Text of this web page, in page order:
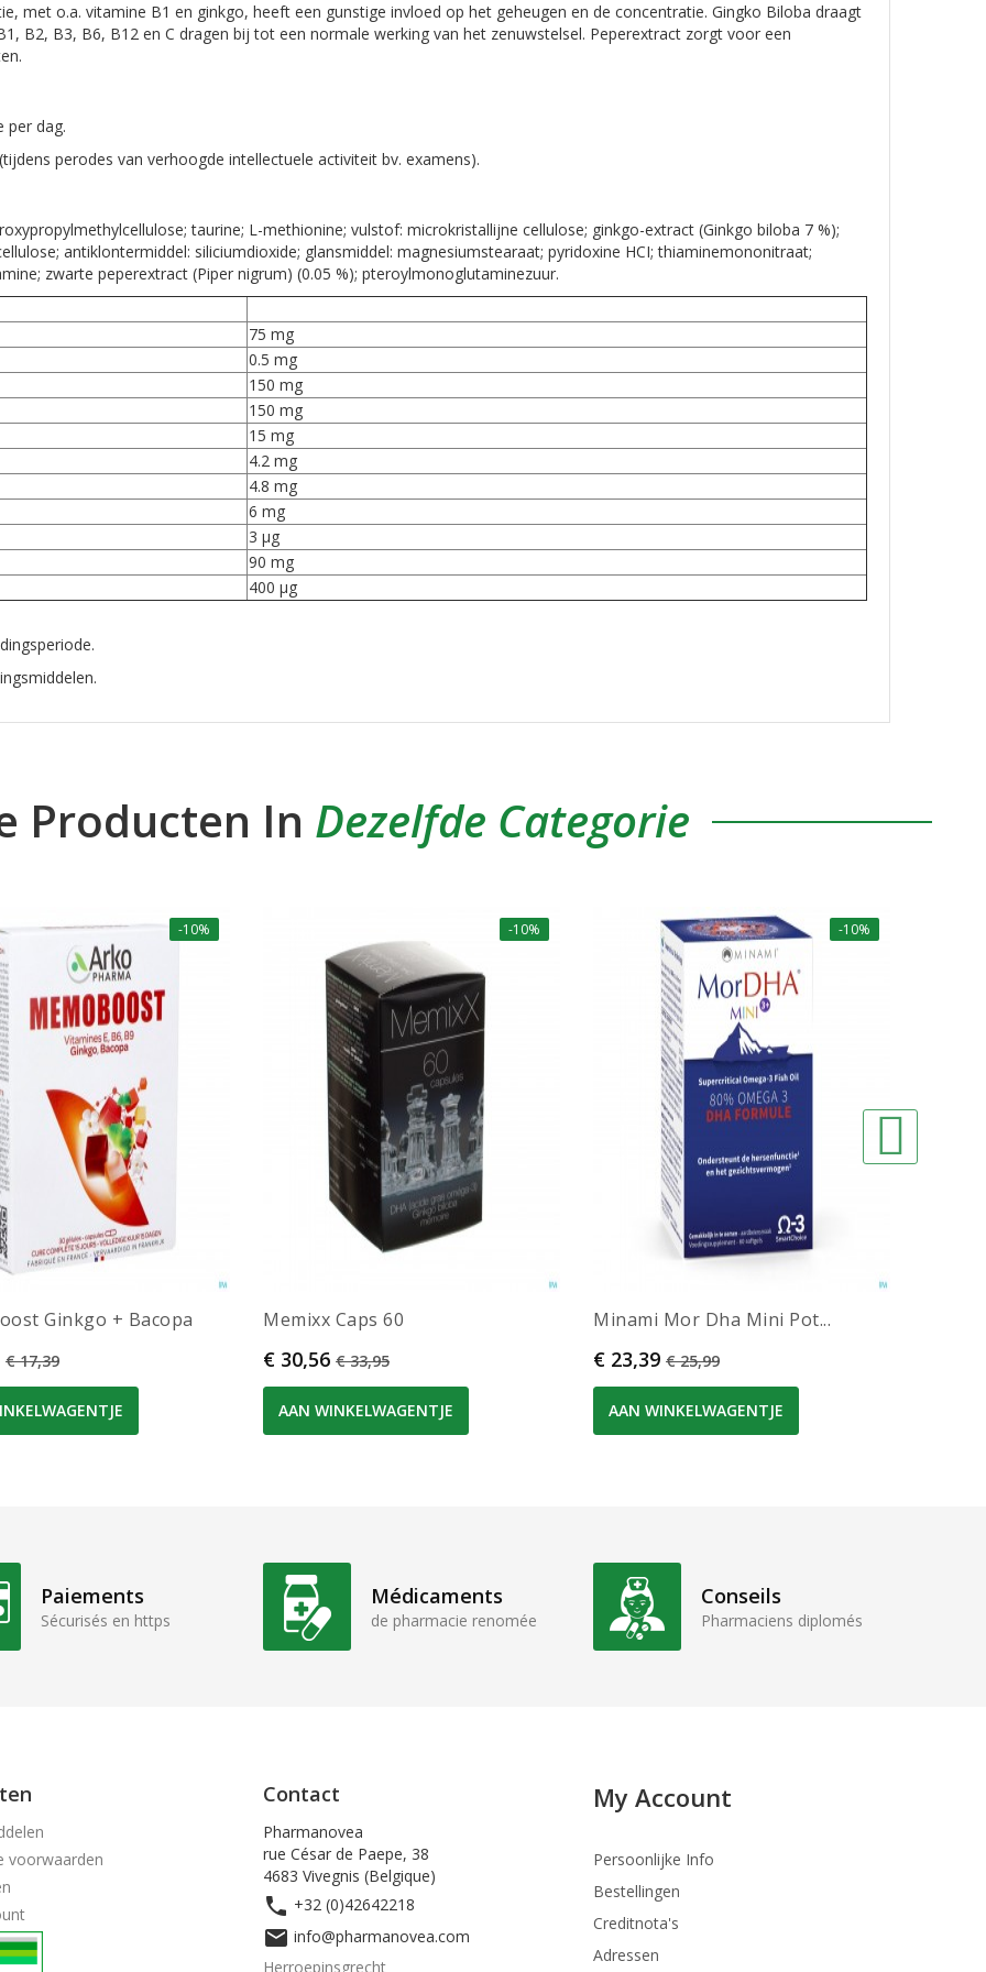
met o.a. vitamine B1 en ginkgo, heeft een gunstige invloed op het geheugen en de concentratie. Gingko Biloba draagt
B2, B3, B6, B12 en C dragen bij tot een normale werking van het zenuwstelsel. Peperextract zorgt voor een
per dag.
perodes van verhoogde intellectuele activiteit bv. examens).
taurine; L-methionine; vulstof: microkristallijne cellulose; ginkgo-extract (Ginkgo biloba 7 %);
antiklontermiddel: siliciumdioxide; glansmiddel: magnesiumstearaat; pyridoxine HCI; thiaminemononitraat;
zwarte peperextract (Piper nigrum) (0.05 %); pteroylmonoglutaminezuur.
75 mg
0.5 mg
150 mg
150 mg
15 mg
4.2 mg
4.8 mg
6 mg
3 µg
90 mg
400 µg
Producten In Dezelfde Categorie
-10%
Ginkgo + Bacopa
Normale prijs
€ 17,39
-10%
Memixx Caps 60
Prijs
€ 30,56 Normale prijs
€ 33,95
AAN WINKELWAGENTJE
-10%
Minami Mor Dha Mini Pot...
Prijs
€ 23,39 Normale prijs
€ 25,99
AAN WINKELWAGENTJE
Paiements
Sécurisés en https
Médicaments
de pharmacie renomée
Conseils
Pharmaciens diplomés
voorwaarden
Contact
Pharmanovea
rue César de Paepe, 38
4683 Vivegnis (Belgique)
 +32 (0)42642218
 info@pharmanovea.com
Herroepinsgrecht
My Account
Persoonlijke Info
Bestellingen
Creditnota's
Adressen